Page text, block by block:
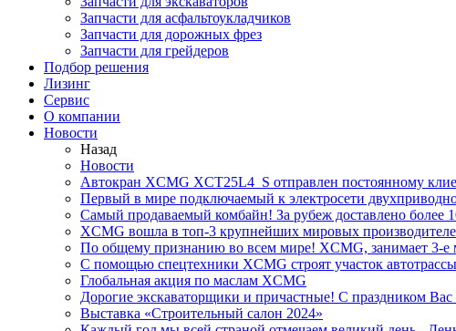
Запчасти для асфальтоукладчиков
Запчасти для дорожных фрез
Запчасти для грейдеров
Подбор решения
Лизинг
Сервис
О компании
Новости
Назад
Новости
Автокран XCMG XCT25L4_S отправлен постоянному
Первый в мире подключаемый к электросети
Самый продаваемый комбайн! За рубеж доставлено более
XCMG вошла в топ-3 крупнейших мировых
По общему признанию во всем мире! XCMG, занимает 3-е
С помощью спецтехники XCMG строят участок
Глобальная акция по маслам XCMG
Дорогие экскаваторщики и причастные! С праздником Вас
Выставка «Строительный салон 2024»